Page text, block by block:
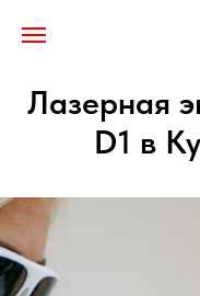
Лазерная
D1 в